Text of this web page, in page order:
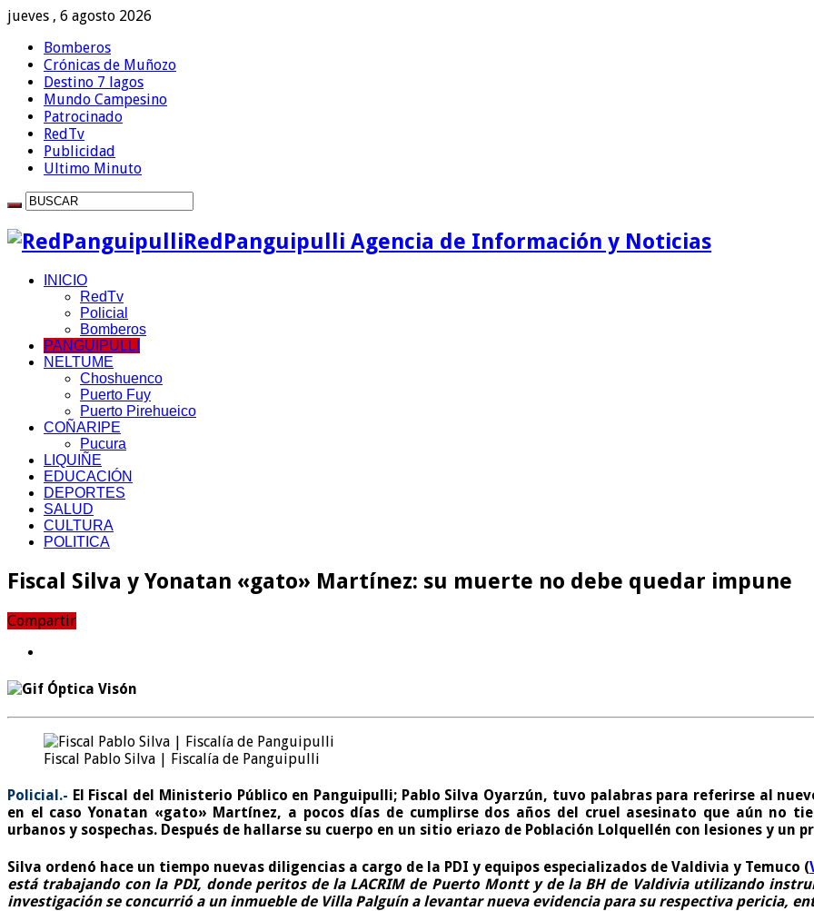
jueves , 6 agosto 2026
Bomberos
Crónicas de Muñozo
Destino 7 lagos
Mundo Campesino
Patrocinado
RedTv
Publicidad
Ultimo Minuto
RedPanguipulli Agencia de Información y Noticias
INICIO
RedTv
Policial
Bomberos
PANGUIPULLI
NELTUME
Choshuenco
Puerto Fuy
Puerto Pirehueico
COÑARIPE
Pucura
LIQUIÑE
EDUCACIÓN
DEPORTES
SALUD
CULTURA
POLITICA
Fiscal Silva y Yonatan «gato» Martínez: su muerte no debe quedar impune
Compartir
Fiscal Pablo Silva | Fiscalía de Panguipulli
Policial.- El Fiscal del Ministerio Público en Panguipulli; Pablo Silva Oyarzún, tuvo palabras para referirse al
en el caso Yonatan «gato» Martínez, a pocos días de cumplirse dos años del cruel asesinato que aún no
urbanos y sospechas. Después de hallarse su cuerpo en un sitio eriazo de Población Lolquellén con lesiones y un
Silva ordenó hace un tiempo nuevas diligencias a cargo de la PDI y equipos especializados de Valdivia y Temuco (
está trabajando con la PDI, donde peritos de la LACRIM de Puerto Montt y de la BH de Valdivia utilizando
investigación se concurrió a un inmueble de Villa Palguín a levantar nueva evidencia para su respectiva pericia,